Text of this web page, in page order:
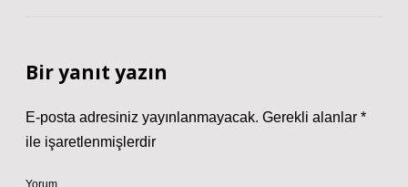
Bir yanıt yazın
E-posta adresiniz yayınlanmayacak. Gerekli alanlar *
ile işaretlenmişlerdir
Yorum